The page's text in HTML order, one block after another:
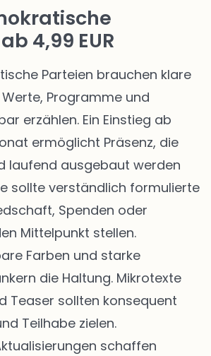
4,99 EUR
Parteien brauchen klare
Programme und
erzählen. Ein Einstieg ab
ermöglicht Präsenz, die
laufend ausgebaut werden
sollte verständlich formulierte
Spenden oder
Mittelpunkt stellen.
Farben und starke
die Haltung. Mikrotexte
Teaser sollten konsequent
Teilhabe zielen.
schaffen